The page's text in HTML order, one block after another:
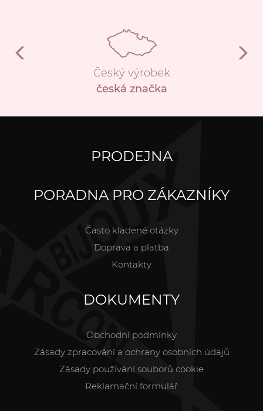
Český výrobek
česká značka
PRODEJNA
PORADNA PRO ZÁKAZNÍKY
Často kladené otázky
Doprava a platba
Kontakty
DOKUMENTY
Obchodní podmínky
Zásady zpracování a ochrany osobních údajů
Zásady používání souborů cookie
Reklamační formulář